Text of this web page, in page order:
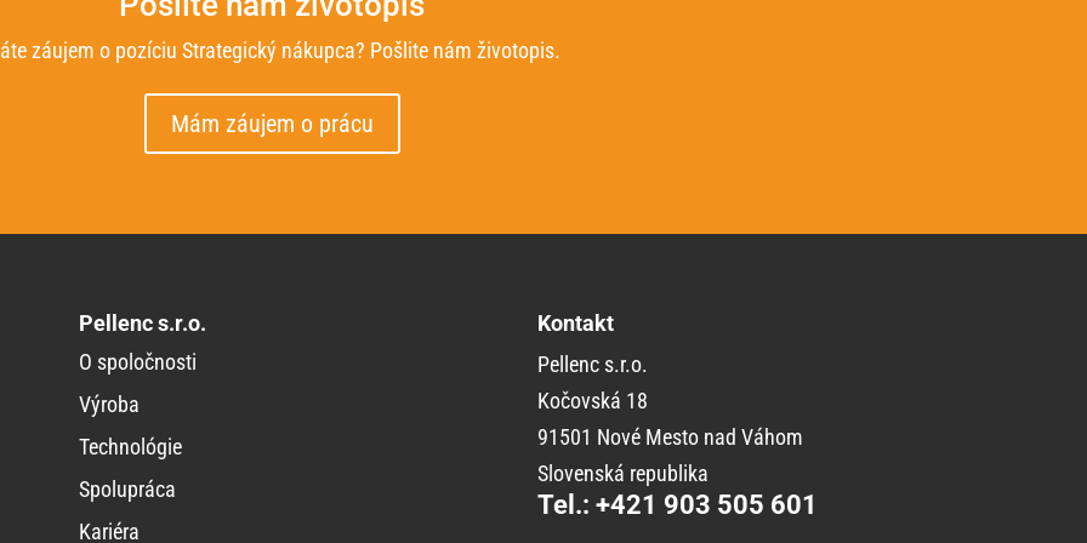
záujem o pozíciu Strategický nákupca? Pošlite nám životopis.
Mám záujem o prácu
Pellenc s.r.o.
O spoločnosti
Výroba
Technológie
Spolupráca
Kariéra
Kontakt
Pellenc s.r.o.
Kočovská 18
91501 Nové Mesto nad Váhom
Slovenská republika
Tel.: +421 903 505 601